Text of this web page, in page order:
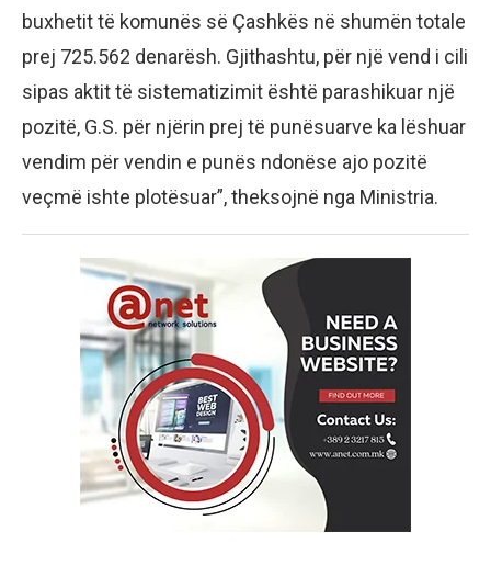
buxhetit të komunës së Çashkës në shumën totale
prej 725.562 denarësh. Gjithashtu, për një vend i cili
sipas aktit të sistematizimit është parashikuar një
pozitë, G.S. për njërin prej të punësuarve ka lëshuar
vendim për vendin e punës ndonëse ajo pozitë
veçmë ishte plotësuar”, theksojnë nga Ministria.